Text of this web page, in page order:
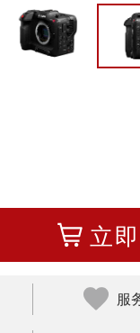
播放/暂停
立
服